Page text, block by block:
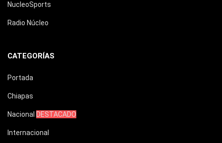
NucleoSports
Radio Núcleo
CATEGORÍAS
Portada
Chiapas
Nacional DESTACADO
Internacional